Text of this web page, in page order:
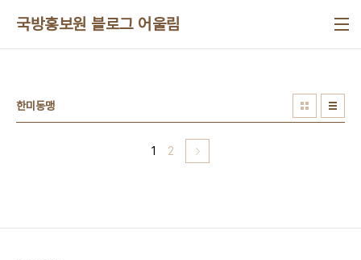
국방홍보원 블로그 어울림
한미동맹
1 2